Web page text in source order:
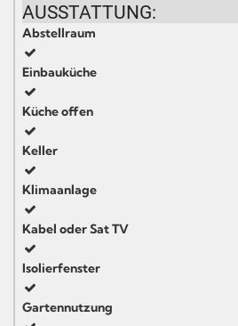
AUSSTATTUNG:
Abstellraum
Einbauküche
Küche offen
Keller
Klimaanlage
Kabel oder Sat TV
Isolierfenster
Gartennutzung